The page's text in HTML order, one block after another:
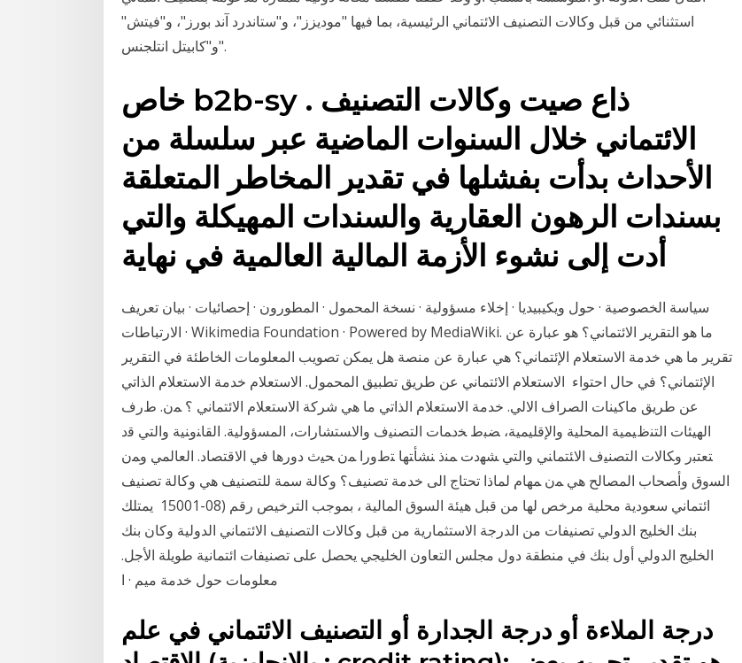
استثنائي من قبل وكالات التصنيف الائتماني الرئيسية، بما فيها "موديزز"، و"ستاندرد آند بورز"، و"فيتش"
و"كابيتل انتلجنس".
خاص b2b-sy . ذاع صيت وكالات التصنيف
الائتماني خلال السنوات الماضية عبر سلسلة من
الأحداث بدأت بفشلها في تقدير المخاطر المتعلقة
بسندات الرهون العقارية والسندات المهيكلة والتي
أدت إلى نشوء الأزمة المالية العالمية في نهاية
سياسة الخصوصية · حول ويكيبيديا · إخلاء مسؤولية · نسخة المحمول · المطورون · إحصائيات · بيان تعريف
الارتباطات · Wikimedia Foundation · Powered by MediaWiki. ما هو التقرير الائتماني؟ هو عبارة عن
تقرير ما هي خدمة الاستعلام الإئتماني؟ هي عبارة عن منصة هل يمكن تصويب المعلومات الخاطئة في التقرير
الإئتماني؟ في حال احتواء الاستعلام الائتماني عن طريق تطبيق المحمول. الاستعلام خدمة الاستعلام الذاتي
عن طريق ماكينات الصراف الالي. خدمة الاستعلام الذاتي ما هي شركة الاستعلام الائتماني ؟ ﻤﻥ. ﻁﺭﻑ
ﺍﻟﻬﻴﺌﺎﺕ ﺍﻟﺘﻨﻅﻴﻤﻴﺔ ﺍﻟﻤﺤﻠﻴﺔ ﻭﺍﻹﻗﻠﻴﻤﻴﺔ، ﻀﺒﻁ ﺨﺩﻤﺎﺕ ﺍﻟﺘﺼﻨﻴﻑ ﻭﺍﻻﺴﺘﺸﺎﺭﺍﺕ، ﺍﻟﻤﺴﺅﻭﻟﻴﺔ. ﺍﻟﻘﺎﻨﻭﻨﻴﺔ ﻭﺍﻟﺘﻲ ﻗﺩ
ﺘﻌﺘﺒﺭ ﻭﻜﺎﻻﺕ ﺍﻟﺘﺼﻨﻴﻑ ﺍﻻﺌﺘﻤﺎﻨﻲ ﻭﺍﻟﺘﻲ ﺸﻬﺩﺕ ﻤﻨﺫ ﻨﺸﺄﺘﻬﺎ ﺘﻁﻭﺭﺍ ﻤﻥ ﺤﻴﺙ ﺩﻭﺭﻫﺎ ﻓﻲ ﺍﻻﻗﺘﺼﺎﺩ. ﺍﻟﻌﺎﻟﻤﻲ ﻭﻤﻥ
ﺍﻟﺴﻭﻕ ﻭﺃﺼﺤﺎﺏ ﺍﻟﻤﺼﺎﻟﺢ ﻫﻲ ﻤﻥ ﻤﻬﺎﻡ لماذا تحتاج الى خدمة تصنيف؟ وكالة سمة للتصنيف هي وكالة تصنيف
ائتماني سعودية محلية مرخص لها من قبل هيئة السوق المالية ، بموجب الترخيص رقم (08-15001 يمتلك
بنك الخليج الدولي تصنيفات من الدرجة الاستثمارية من قبل وكالات التصنيف الائتماني الدولية وكان بنك
الخليج الدولي أول بنك في منطقة دول مجلس التعاون الخليجي يحصل على تصنيفات ائتمانية طويلة الأجل.
معلومات حول خدمة ميم · ا
درجة الملاءة أو درجة الجدارة أو التصنيف الائتماني في علم